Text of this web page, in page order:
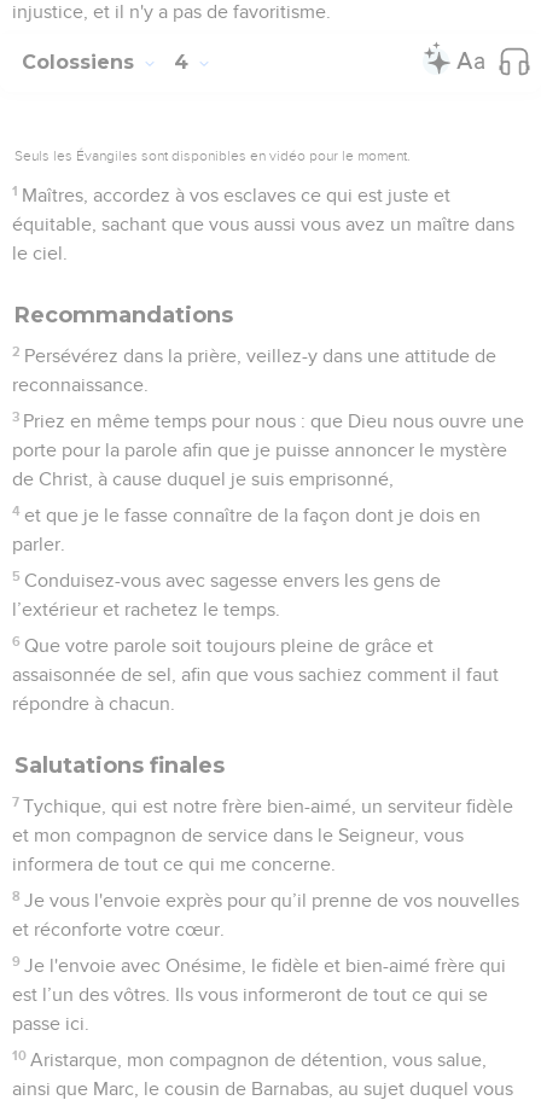
injustice, et il n'y a pas de favoritisme.
Colossiens 4
Seuls les Évangiles sont disponibles en vidéo pour le moment.
1 Maîtres, accordez à vos esclaves ce qui est juste et
équitable, sachant que vous aussi vous avez un maître dans
le ciel.
Recommandations
2 Persévérez dans la prière, veillez-y dans une attitude de
reconnaissance.
3 Priez en même temps pour nous : que Dieu nous ouvre une
porte pour la parole afin que je puisse annoncer le mystère
de Christ, à cause duquel je suis emprisonné,
4 et que je le fasse connaître de la façon dont je dois en
parler.
5 Conduisez-vous avec sagesse envers les gens de
l’extérieur et rachetez le temps.
6 Que votre parole soit toujours pleine de grâce et
assaisonnée de sel, afin que vous sachiez comment il faut
répondre à chacun.
Salutations finales
7 Tychique, qui est notre frère bien-aimé, un serviteur fidèle
et mon compagnon de service dans le Seigneur, vous
informera de tout ce qui me concerne.
8 Je vous l'envoie exprès pour qu’il prenne de vos nouvelles
et réconforte votre cœur.
9 Je l'envoie avec Onésime, le fidèle et bien-aimé frère qui
est l’un des vôtres. Ils vous informeront de tout ce qui se
passe ici.
10 Aristarque, mon compagnon de détention, vous salue,
ainsi que Marc, le cousin de Barnabas, au sujet duquel vous